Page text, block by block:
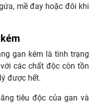
mề đay hoặc đôi khi
gan kém là tình trạng
các chất độc còn tồn
được hết.
tiêu độc của gan và